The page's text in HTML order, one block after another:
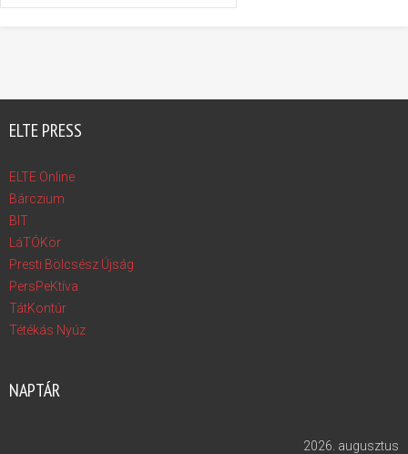
ELTE PRESS
ELTE Online
Bárczium
BIT
LáTÓKör
Presti Bölcsész Újság
PersPeKtíva
TátKontúr
Tétékás Nyúz
NAPTÁR
2026. augusztus